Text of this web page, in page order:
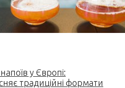
у Європі:
традиційні формати